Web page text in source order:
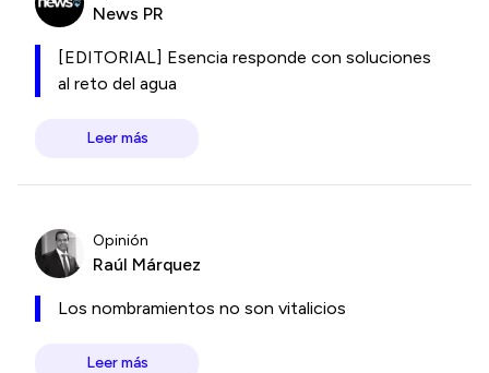
News PR
[EDITORIAL] Esencia responde con soluciones
al reto del agua
Leer más
Opinión
Raúl Márquez
Los nombramientos no son vitalicios
Leer más